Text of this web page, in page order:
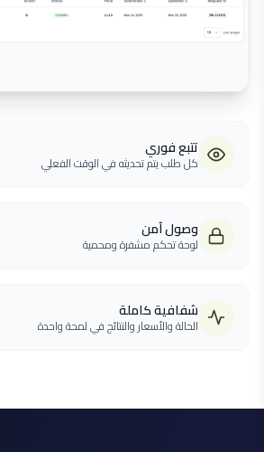
تتبع فوري
كل طلب يتم تحديثه في الوقت الفعلي
وصول آمن
لوحة تحكم مشفرة ومحمية
شفافية كاملة
الحالة والأسعار والنتائج في لمحة واحدة